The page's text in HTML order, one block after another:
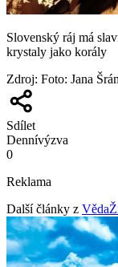
Slovenský ráj má
krystaly jako korály
Zdroj: Foto: Jana
Sdílet
Dennívýzva
0
Reklama
Další články z